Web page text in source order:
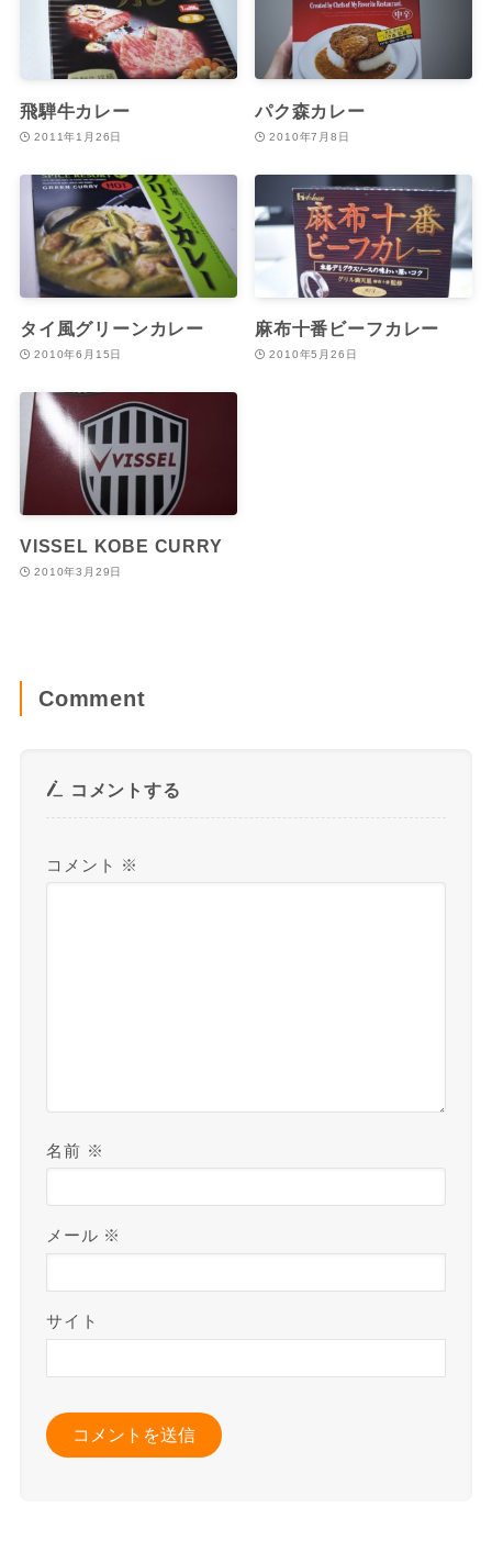
飛騨牛カレー
2011年1月26日
パク森カレー
2010年7月8日
タイ風グリーンカレー
2010年6月15日
麻布十番ビーフカレー
2010年5月26日
VISSEL KOBE CURRY
2010年3月29日
Comment
コメントする
コメント ※
名前 ※
メール ※
サイト